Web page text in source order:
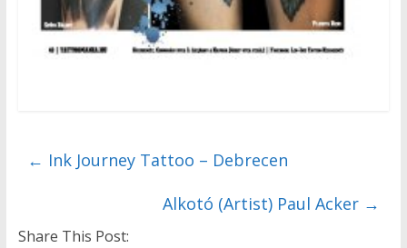
← Ink Journey Tattoo – Debrecen
Alkotó (Artist) Paul Acker →
Share This Post: